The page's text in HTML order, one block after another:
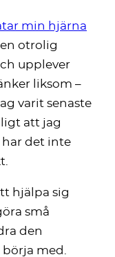
min hjärna
otrolig
upplever
liksom –
varit senaste
att jag
det inte
hjälpa sig
små
den
med.